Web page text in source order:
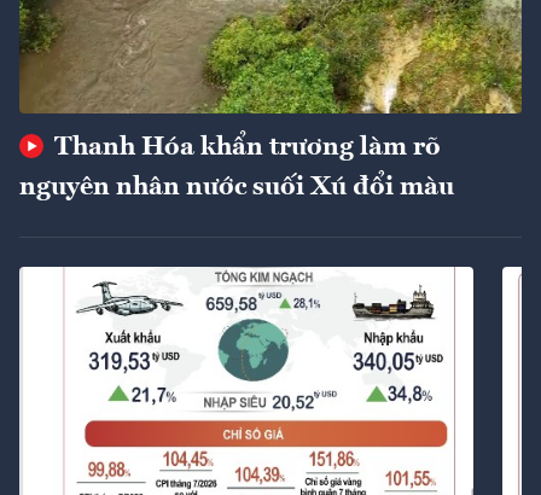
Thanh Hóa khẩn trương làm rõ
nguyên nhân nước suối Xú đổi màu